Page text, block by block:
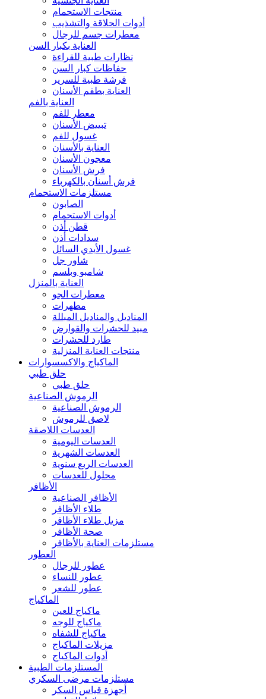
منتجات الاستحمام
أدوات الحلاقة والتشذيب
معطرات جسم للرجال
العناية بكبار السن
نظارات طبية للقراءة
حفاظات كبار السن
فرشة طبية للسرير
العناية بطقم الأسنان
العناية بالفم
معطر للفم
تبييض الأسنان
غسول للفم
العناية بالأسنان
معجون الأسنان
فرش الأسنان
فرش أسنان بالكهرباء
مستلزمات الاستحمام
الصابون
أدوات الاستحمام
قطن أذن
سدادات أذن
غسول الأيدي السائل
شاور جل
شامبو وبلسم
العناية بالمنزل
معطرات الجو
مطهرات
المناديل والمناديل المبللة
مبيد للحشرات والقوارض
طارد للحشرات
منتجات العناية المنزلية
الماكياج والاكسسوارات
حلق طبي
حلق طبي
الرموش الصناعية
الرموش الصناعية
لاصق للرموش
العدسات اللاصقة
العدسات اليومية
العدسات الشهرية
العدسات الربع سنوية
محلول للعدسات
الأظافر
الأظافر الصناعية
طلاء الأظافر
مزيل طلاء الأظافر
صحة الأظافر
مستلزمات العناية بالأظافر
العطور
عطور للرجال
عطور للنساء
عطور للشعر
الماكياج
ماكياج للعين
ماكياج للوجه
ماكياج للشفاه
مزيلات الماكياج
أدوات الماكياج
المستلزمات الطبية
مستلزمات مرضى السكري
أجهزة قياس السكر